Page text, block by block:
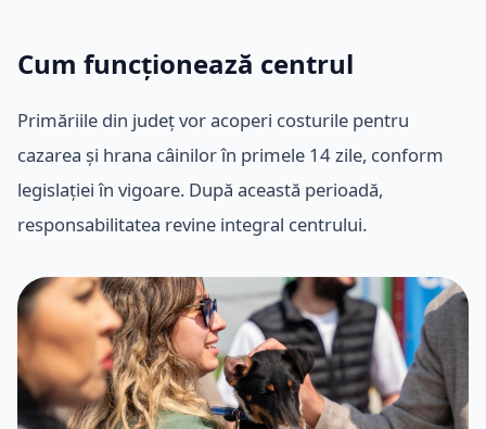
Cum funcționează centrul
Primăriile din județ vor acoperi costurile pentru
cazarea și hrana câinilor în primele 14 zile, conform
legislației în vigoare. După această perioadă,
responsabilitatea revine integral centrului.